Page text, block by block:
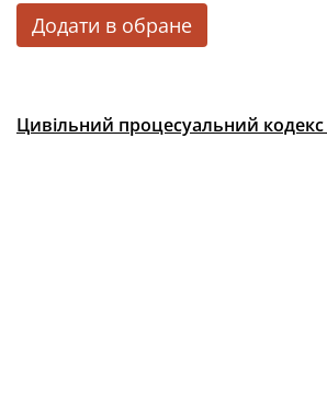
Додати в обране
Цивільний процесуальний кодекс